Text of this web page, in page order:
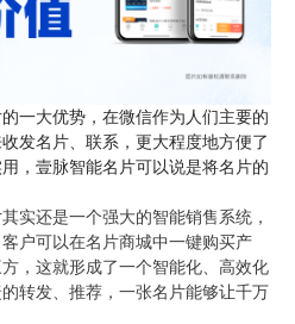
一大优势，在微信作为人们主要的
发名片、联系，更大程度地方便了
，壹脉智能名片可以说是将名片的
其实还是一个强大的智能销售系统，
户可以在名片商城中一键购买产
，这就形成了一个智能化、高效化
转发、推荐，一张名片能够让千万